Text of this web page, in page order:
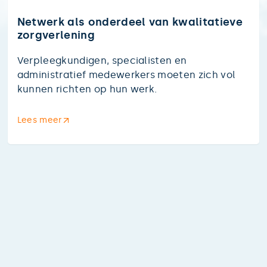
Netwerk als onderdeel van kwalitatieve
zorgverlening
Verpleegkundigen, specialisten en
administratief medewerkers moeten zich vol
kunnen richten op hun werk.
Lees meer